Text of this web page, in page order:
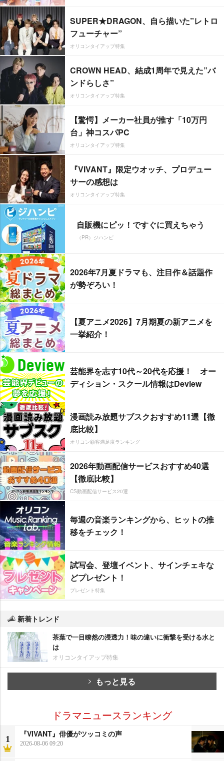
SUPER★DRAGON、自ら描いた”レトロ
フューチャー”
オリコンタイアップ特集
CROWN HEAD、結成1周年で見えた”バ
ンドらしさ”
オリコンタイアップ特集
【驚愕】メーカー社員が推す「10万円
台」神コスパPC
オリコンタイアップ特集
『VIVANT』限定ウオッチ、プロデュー
サーの感想は
オリコンタイアップ特集
自販機にピッ！ですぐに買えちゃう
（PR）ジハンピ
2026年7月夏ドラマも、注目作＆話題作
が勢ぞろい！
【夏アニメ2026】7月期夏の新アニメを
一挙紹介！
芸能界を志す10代～20代を応援！ オー
ディション・スクール情報はDeview
漫画読み放題サブスクおすすめ11選【徹
底比較】
オリコン顧客満足度ランキング
2026年動画配信サービスおすすめ40選
【徹底比較】
CS動画配信サービス20選
毎週の音楽ランキングから、ヒットの推
移をチェック！
試写会、登壇イベント、サインチェキな
どプレゼント！
プレゼント特集
新着トレンド
茶葉で一目瞭然の浸透力！味の違いに衝撃を受ける水と
は
オリコンタイアップ特集
もっと見る
ドラマニュースランキング
1
『VIVANT』俳優がツッコミの声
2026-08-06 09:20